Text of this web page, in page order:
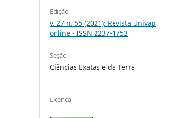
Edição
v. 27 n. 55 (2021): Revista Univap
online - ISSN 2237-1753
Seção
Ciências Exatas e da Terra
Licença